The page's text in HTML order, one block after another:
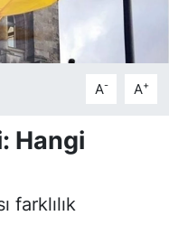
A- A+
Hangi
farklılık